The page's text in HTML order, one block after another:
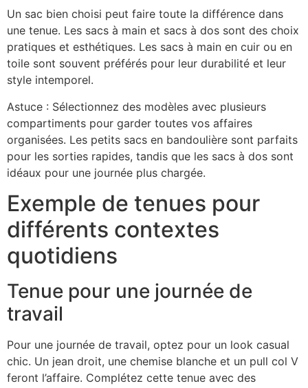
Un sac bien choisi peut faire toute la différence dans
une tenue. Les sacs à main et sacs à dos sont des choix
pratiques et esthétiques. Les sacs à main en cuir ou en
toile sont souvent préférés pour leur durabilité et leur
style intemporel.
Astuce : Sélectionnez des modèles avec plusieurs
compartiments pour garder toutes vos affaires
organisées. Les petits sacs en bandoulière sont parfaits
pour les sorties rapides, tandis que les sacs à dos sont
idéaux pour une journée plus chargée.
Exemple de tenues pour
différents contextes
quotidiens
Tenue pour une journée de
travail
Pour une journée de travail, optez pour un look casual
chic. Un jean droit, une chemise blanche et un pull col V
feront l’affaire. Complétez cette tenue avec des